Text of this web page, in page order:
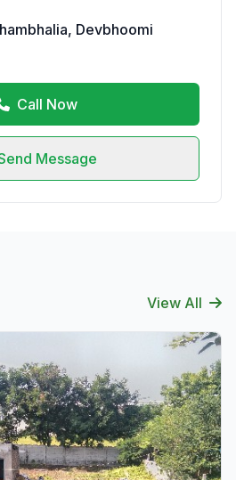
Devbhoomi
Call Now
Message
View All